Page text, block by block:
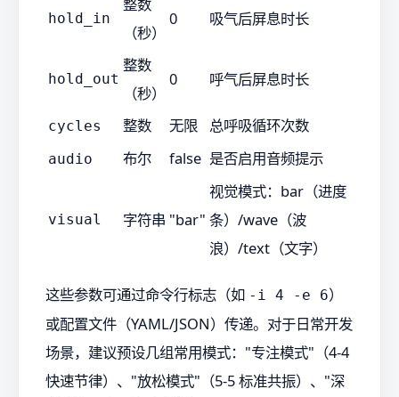
hold_in
整数
（秒）
0 吸气后屏息时长
hold_out
整数
（秒）
0 呼气后屏息时长
cycles 整数 无限 总呼吸循环次数
audio 布尔 false 是否启用音频提示
visual 字符串 "bar"
视觉模式：bar（进度
条）/wave（波
浪）/text（文字）
这些参数可通过命令行标志（如 -i 4 -e 6）
或配置文件（YAML/JSON）传递。对于日常开发
场景，建议预设几组常用模式："专注模式"（4-4
快速节律）、"放松模式"（5-5 标准共振）、"深